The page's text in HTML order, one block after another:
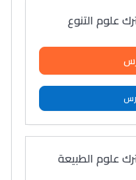
علوم التنوع
علوم الطبيعة